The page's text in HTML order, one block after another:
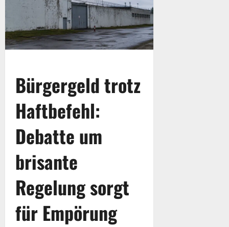
Bürgergeld trotz
Haftbefehl:
Debatte um
brisante
Regelung sorgt
für Empörung